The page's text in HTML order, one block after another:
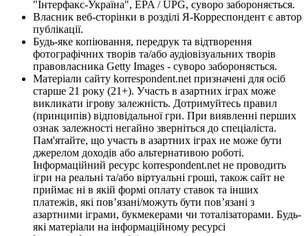
"Інтерфакс-Україна", EPA / UPG, суворо забороняється.
Власник веб-сторінки в розділі Я-Корреспондент є автор
публікації.
Будь-яке копіювання, передрук та відтворення
фотографічних творів та/або аудіовізуальних творів
правовласника Getty Images - суворо забороняється.
Матеріали сайту korrespondent.net призначені для осіб
старше 21 року (21+). Участь в азартних іграх може
викликати ігрову залежність. Дотримуйтесь правил
(принципів) відповідальної гри. При виявленні перших
ознак залежності негайно зверніться до спеціаліста.
Пам'ятайте, що участь в азартних іграх не може бути
джерелом доходів або альтернативою роботі.
Інформаційний ресурс korrespondent.net не проводить
ігри на реальні та/або віртуальні гроші, також сайт не
приймає ні в якій формі оплату ставок та інших
платежів, які пов’язані/можуть бути пов’язані з
азартними іграми, букмекерами чи тоталізаторами. Будь-
які матеріали на інформаційному ресурсі